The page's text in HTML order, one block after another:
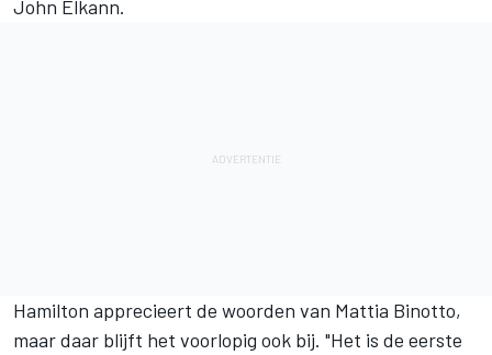
John Elkann.
Hamilton apprecieert de woorden van Mattia Binotto,
maar daar blijft het voorlopig ook bij. "Het is de eerste